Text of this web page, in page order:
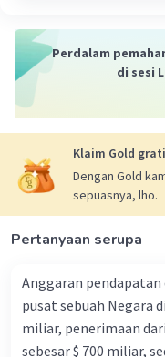
Perdalam
di sesi
Klaim Gold
Dengan Gold
sepuasnya, lho.
Pertanyaan serupa
Anggaran
pusat sebuah Negara
miliar, penerimaan
sebesar $ 700 miliar,